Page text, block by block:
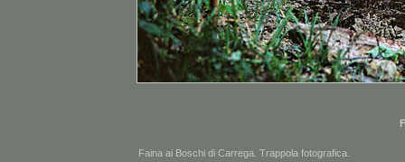
Faina ai Boschi di Carrega. Trappola fotografica.